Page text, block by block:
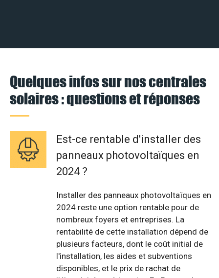
Quelques infos sur nos centrales
solaires : questions et réponses
Est-ce rentable d'installer des
panneaux photovoltaïques en
2024 ?
Installer des panneaux photovoltaïques en
2024 reste une option rentable pour de
nombreux foyers et entreprises. La
rentabilité de cette installation dépend de
plusieurs facteurs, dont le coût initial de
l'installation, les aides et subventions
disponibles, et le prix de rachat de